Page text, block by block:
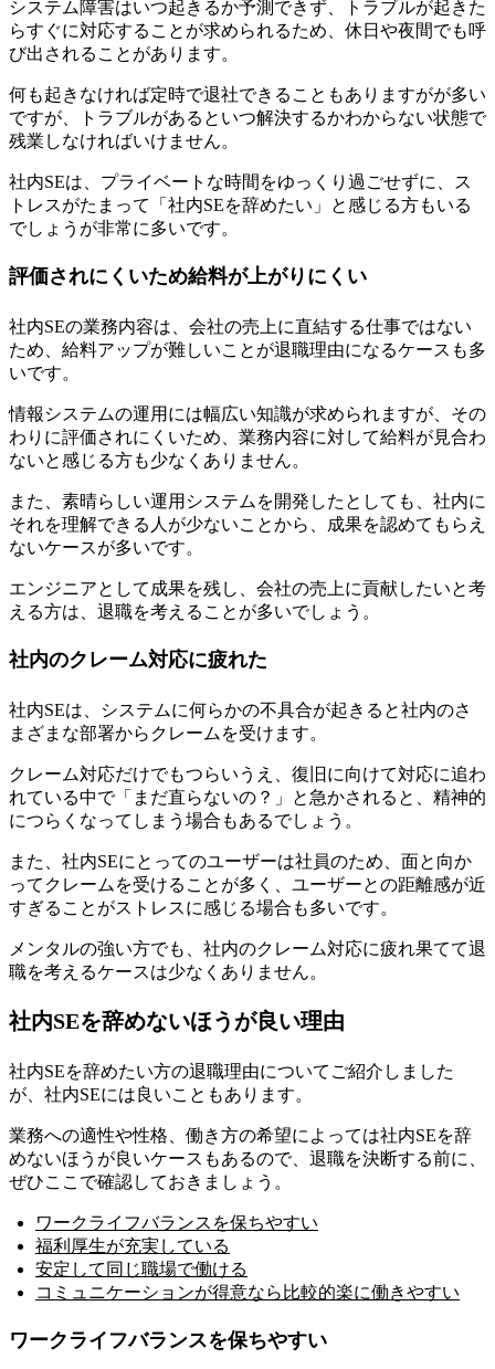
システム障害はいつ起きるか予測できず、トラブルが起きた
らすぐに対応することが求められるため、休日や夜間でも呼
び出されることがあります。
何も起きなければ定時で退社できることもありますがが多い
ですが 、トラブルがあるといつ解決するかわからない状態で
残業しなければいけません。
社内SEは、プライベートな時間をゆっくり過ごせずに、ス
トレスがたまって「社内SEを辞めたい」と感じる方もいる
でしょうが非常に多いです。
評価されにくいため給料が上がりにくい
社内SEの業務内容は、会社の売上に直結する仕事ではない
ため、給料アップが難しいことが退職理由になるケースも多
いです。
情報システムの運用には幅広い知識が求められますが、その
わりに評価されにくいため、業務内容に対して給料が見合わ
ないと感じる方も少なくありません。
また、素晴らしい運用システムを開発したとしても、社内に
それを理解できる人が少ないことから、成果を認めてもらえ
ないケースが多いです。
エンジニアとして成果を残し、会社の売上に貢献したいと考
える方は、退職を考えることが多いでしょう。
社内のクレーム対応に疲れた
社内SEは、システムに何らかの不具合が起きると社内のさ
まざまな部署からクレームを受けます。
クレーム対応だけでもつらいうえ、 復旧に向けて対応に追わ
れている中で「まだ直らないの？」と急かされると、精神的
につらくなってしまう場合もあるでしょう。
また、社内SEにとってのユーザーは社員のため、面と向か
ってクレームを受けることが多く、ユーザーとの距離感が近
すぎることがストレスに感じる場合も多いです。
メンタルの強い方でも、社内のクレーム対応に疲れ果てて退
職を考えるケースは少なくありません。
社内SEを辞めないほうが良い理由
社内SEを辞めたい方の退職理由についてご紹介しました
が、社内SEには良いこともあります。
業務への適性や性格、働き方の希望によっては社内SEを辞
めないほうが良いケースもあるので、退職を決断する前に、
ぜひここで確認しておきましょう。
ワークライフバランスを保ちやすい
福利厚生が充実している
安定して同じ職場で働ける
コミュニケーションが得意なら比較的楽に働きやすい
ワークライフバランスを保ちやすい